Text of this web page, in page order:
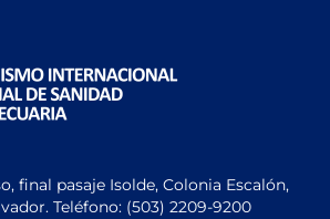
final pasaje Isolde, Colonia Escalón,
Teléfono: (503) 2209-9200